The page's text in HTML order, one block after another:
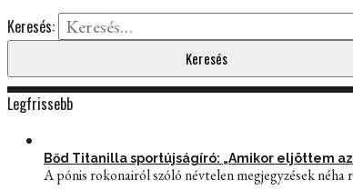
Keresés:
Legfrissebb
Bőd Titanilla sportújságíró: „Amikor eljöttem
A pónis rokonairól szóló névtelen megjegyzések néha